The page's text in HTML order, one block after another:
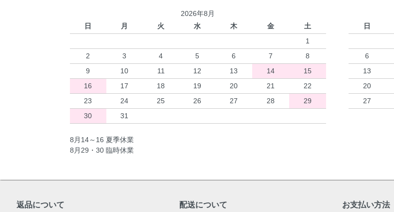
2026年8月
日
月 火 水 木 金
土
1
2
3 4 5 6 7
8
9
10 11 12 13 14
15
16
17 18 19 20 21
22
23
24 25 26 27 28
29
30
31
日
6
13
20
27
8月14～16 夏季休業
8月29・30 臨時休業
返品について 配送について お支払い方法